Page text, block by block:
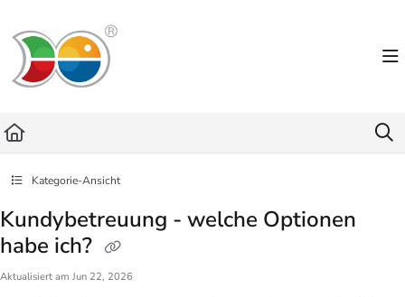
Fetch the complete documentation index at:
Use this file to discover all available pages before exploring further.
Kategorie-Ansicht
Kundybetreuung - welche Optionen
habe ich?
Aktualisiert am Jun 22, 2026